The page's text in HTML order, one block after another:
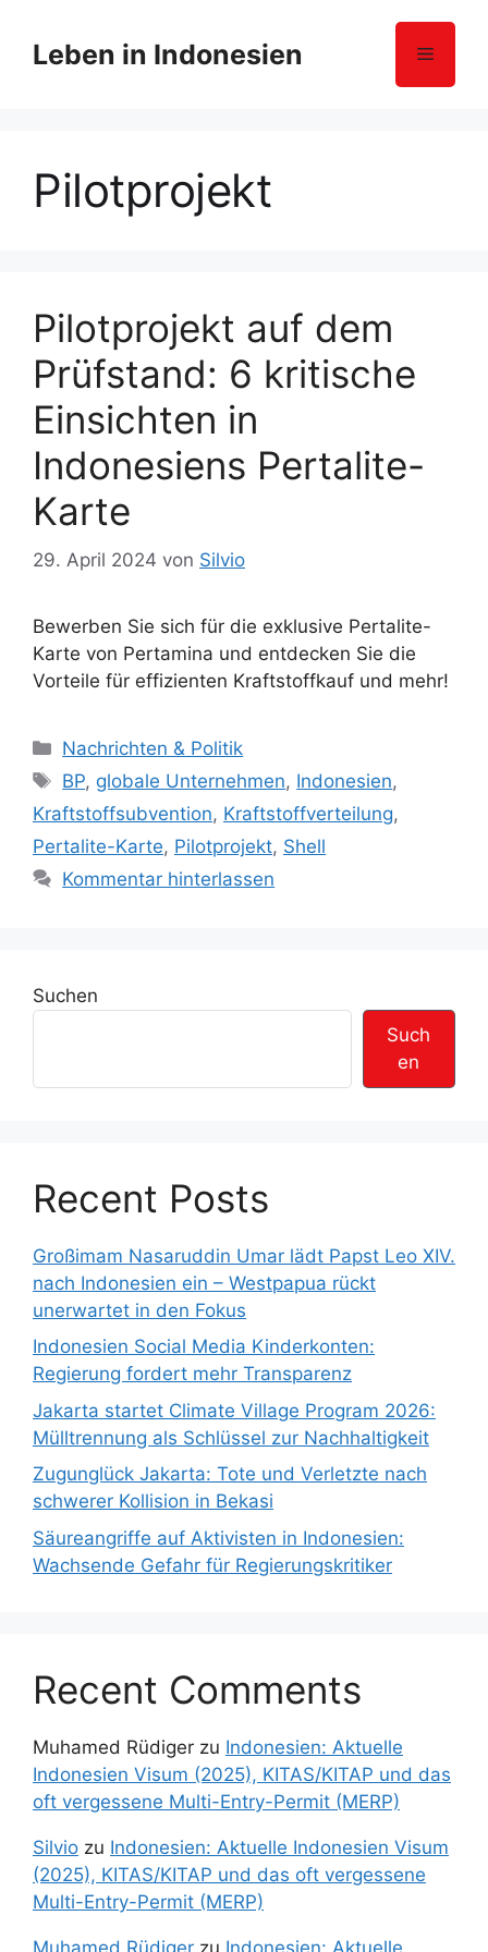
Leben in Indonesien Menü
Pilotprojekt
Pilotprojekt auf dem
Prüfstand: 6 kritische
Einsichten in
Indonesiens Pertalite-
Karte
29. April 2024 von Silvio
Bewerben Sie sich für die exklusive Pertalite-
Karte von Pertamina und entdecken Sie die
Vorteile für effizienten Kraftstoffkauf und mehr!
K
a
e
g
o
n
Nachrichten & Politik
S
c
l
a
r
BP, globale Unternehmen, Indonesien,
Kraftstoffsubvention, Kraftstoffverteilung,
Pertalite-Karte, Pilotprojekt, Shell
Kommentar hinterlassen
Suchen
Such
en
Recent Posts
Großimam Nasaruddin Umar lädt Papst Leo XIV.
nach Indonesien ein – Westpapua rückt
unerwartet in den Fokus
Indonesien Social Media Kinderkonten:
Regierung fordert mehr Transparenz
Jakarta startet Climate Village Program 2026:
Mülltrennung als Schlüssel zur Nachhaltigkeit
Zugunglück Jakarta: Tote und Verletzte nach
schwerer Kollision in Bekasi
Säureangriffe auf Aktivisten in Indonesien:
Wachsende Gefahr für Regierungskritiker
Recent Comments
Muhamed Rüdiger zu Indonesien: Aktuelle
Indonesien Visum (2025), KITAS/KITAP und das
oft vergessene Multi-Entry-Permit (MERP)
Silvio zu Indonesien: Aktuelle Indonesien Visum
(2025), KITAS/KITAP und das oft vergessene
Multi-Entry-Permit (MERP)
Muhamed Rüdiger zu Indonesien: Aktuelle